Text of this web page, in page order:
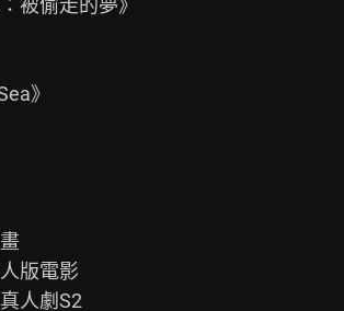
被偷走的夢》
》
版電影
人劇S2